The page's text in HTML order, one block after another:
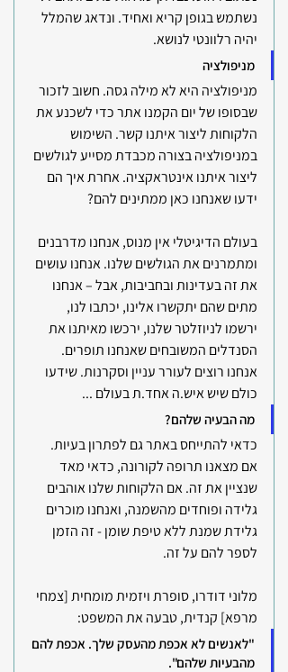
נשתמש בגופן קריא ואחיד. ונדאג שהמלל
יהיה רלוונטי לנושא.
מניפולציה
מניפולציה היא לא מילה גסה. חשוב לזכור
שבסופו של יום הקמנו אתר כדי לשכנע את
הלקוחות ליצור איתנו קשר. השימוש
במניפולציה בצורה מכבדת מסייע לגולשים
ליצור איתנו אינטראקציה. אחרת איך הם
ידעו שאנחנו כאן ממתינים להם?
בעולם הדיגיטלי אין מנוס, אנחנו מדרבנים
ומתמרנים את הגולשים שלנו. אנחנו עושים
את זה בעדינות ובחביבות, אבל – אנחנו
מתים שהם יתקשרו אלינו, יכתבו לנו,
ירשמו לניוזלטר שלנו, ירכשו מאיתנו את
הסנדלים המשובחים שאנחנו תופרים.
אנחנו רוצים לעורר עניין וסקרנות. שידעו
כולם שיש איש.ה אחד.ת בעולם ...
מה הבעיה שלהם?
כדאי להתייחס באתר גם לפתרון בעיות.
אם מצאנו תרופה לקורונה, כדאי מאד
שנציין את זה. אם הלקוחות שלנו אוהבים
גלידה ופוחדים מהשמנה, ואנחנו מוכרים
גלידת שמנת ללא טיפת שומן - זה הזמן
לספר להם על זה.
מלוני דודרו, סופרת ויזמית מומחית [צמחי
מרפא] קנדית, טבעה את המשפט:
"לאנשים לא אכפת מהעסק שלך. אכפת להם
מהבעיות שלהם".